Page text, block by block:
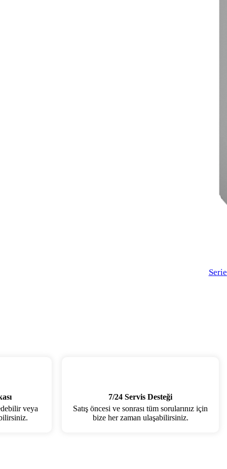
veya
7/24 Servis Desteği
Satış öncesi ve sonrası tüm sorularınız için
bize her zaman ulaşabilirsiniz.